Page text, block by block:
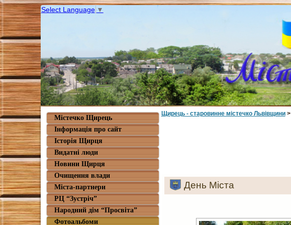
Select Language ▼
Містечко Щирець
Інформація про сайт
Історія Щирця
Видатні люди
Новини Щирця
Очищення влади
Міста-партнери
РЦ “Зустріч”
Народний дім “Просвіта”
Фотоальбоми
Щирець - старовинне мiстечко Львiвщини>
День Міста